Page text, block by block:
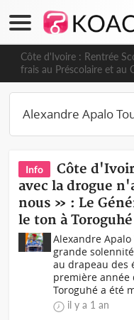
Côte d'Ivoire : Rentrée
frais au Préscolaire et au
vendredi 11 septembre
Info
Côte
avec la drogue
nous » : Le
le ton à Toroguhé
Alexandre
grande
au drapeau des
première année
Toroguhé a été
il y a 1 an